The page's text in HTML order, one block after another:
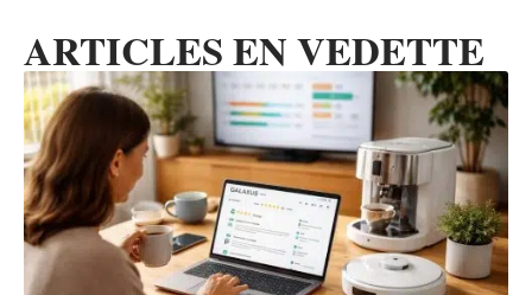
ARTICLES EN VEDETTE